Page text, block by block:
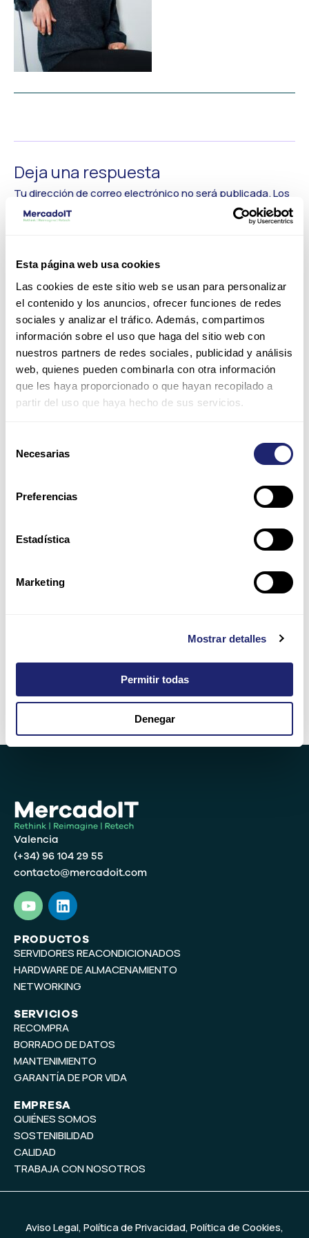
Esta página web usa cookies
Las cookies de este sitio web se usan para personalizar
el contenido y los anuncios, ofrecer funciones de redes
sociales y analizar el tráfico. Además, compartimos
información sobre el uso que haga del sitio web con
nuestros partners de redes sociales, publicidad y análisis
web, quienes pueden combinarla con otra información
que les haya proporcionado o que hayan recopilado a
partir del uso que haya hecho de sus servicios.
Necesarias
Preferencias
Estadística
Marketing
Mostrar detalles
Permitir todas
Denegar
Deja una respuesta
Tu dirección de correo electrónico no será publicada.Los
campos obligatorios están marcados con
Guarda mi nombre, correo electrónico y web en este
navegador para la próxima vez que comente.
Valencia
(+34) 96 104 29 55
contacto@mercadoit.com
Y
o
u
t
u
b
e
L
i
n
k
e
d
i
PRODUCTOS
SERVIDORES REACONDICIONADOS
HARDWARE DE ALMACENAMIENTO
NETWORKING
SERVICIOS
RECOMPRA
BORRADO DE DATOS
MANTENIMIENTO
GARANTÍA DE POR VIDA
EMPRESA
QUIÉNES SOMOS
SOSTENIBILIDAD
CALIDAD
TRABAJA CON NOSOTROS
Aviso Legal,Política de Privacidad,Política de Cookies,